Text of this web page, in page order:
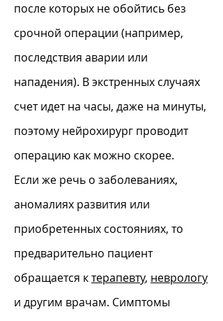
после которых не обойтись без
срочной операции (например,
последствия аварии или
нападения). В экстренных случаях
счет идет на часы, даже на минуты,
поэтому нейрохирург проводит
операцию как можно скорее.
Если же речь о заболеваниях,
аномалиях развития или
приобретенных состояниях, то
предварительно пациент
обращается ктерапевту, неврологу
и другим врачам. Симптомы